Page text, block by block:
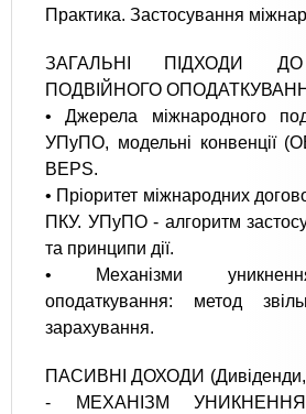
Практика. Застосування
ЗАГАЛЬНІ ПІДХОДИ
ПОДВІЙНОГО
• Джерела міжнародного
УПуПО, модельні конвенції
BEPS.
• Пріоритет міжнародних
ПКУ. УПуПО - алгоритм
та принципи дії.
• Механізми
оподаткування: метод
зарахування.
ПАСИВНІ ДОХОДИ (Дивіденди,
- МЕХАНІЗМ